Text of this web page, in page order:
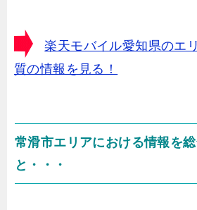
楽天モバイル愛知県のエ
質の情報を見る！
常滑市エリアにおける情報を
と・・・